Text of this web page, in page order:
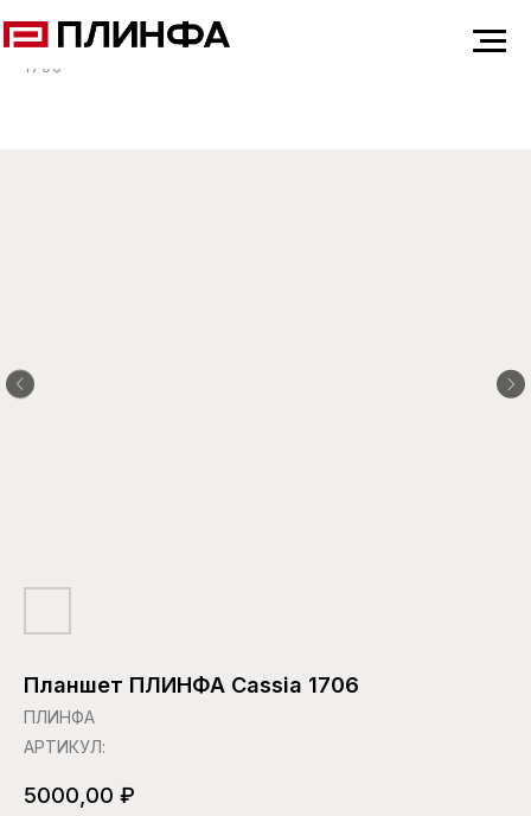
ГЛАВНАЯ ДИЛЕРАМ
1706
Планшет ПЛИНФА Cassia 1706
ПЛИНФА
АРТИКУЛ:
5000,00 ₽